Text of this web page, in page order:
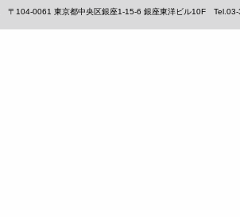
104-0061 東京都中央区銀座1-15-6 銀座東洋ビル10F